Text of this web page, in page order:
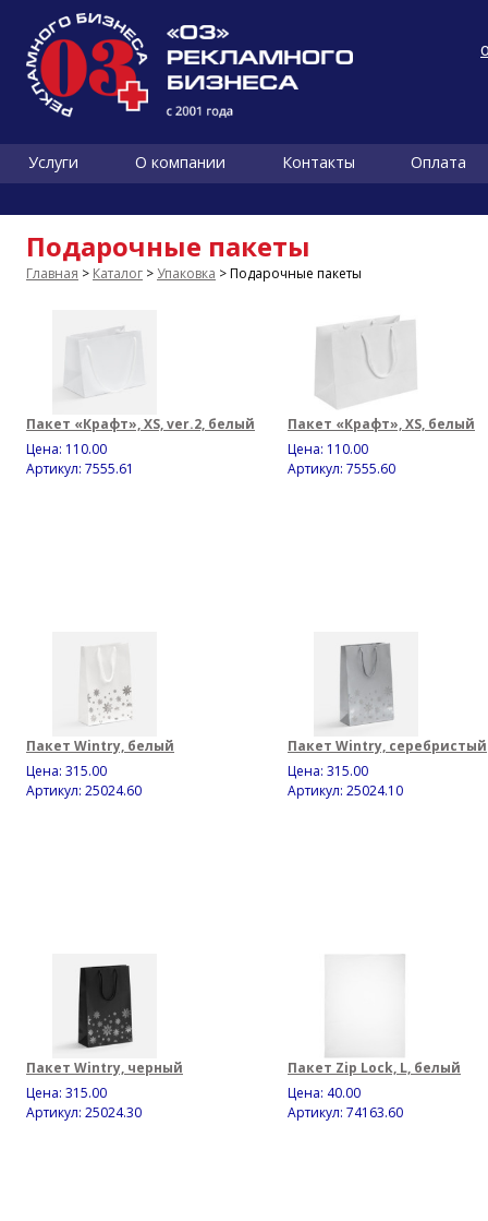
Услуги О компании Контакты Оплата
Подарочные пакеты
Главная > Каталог >Упаковка > Подарочные пакеты
Пакет «Крафт», XS, ver.2, белый
Цена: 110.00
Артикул: 7555.61
Пакет «Крафт», XS, белый
Цена: 110.00
Артикул: 7555.60
Пакет Wintry, белый
Цена: 315.00
Артикул: 25024.60
Пакет Wintry, серебристый
Цена: 315.00
Артикул: 25024.10
Пакет Wintry, черный
Цена: 315.00
Артикул: 25024.30
Пакет Zip Lock, L, белый
Цена: 40.00
Артикул: 74163.60